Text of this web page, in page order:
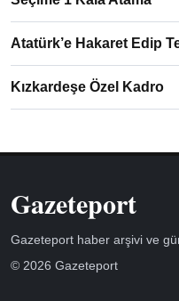
Atatürk’e Hakaret Edip
Kızkardeşe Özel Kadro
Gazeteport
Gazeteport haber arşivi ve
© 2026 Gazeteport